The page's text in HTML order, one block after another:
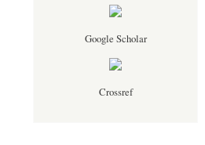
Google Scholar
Crossref